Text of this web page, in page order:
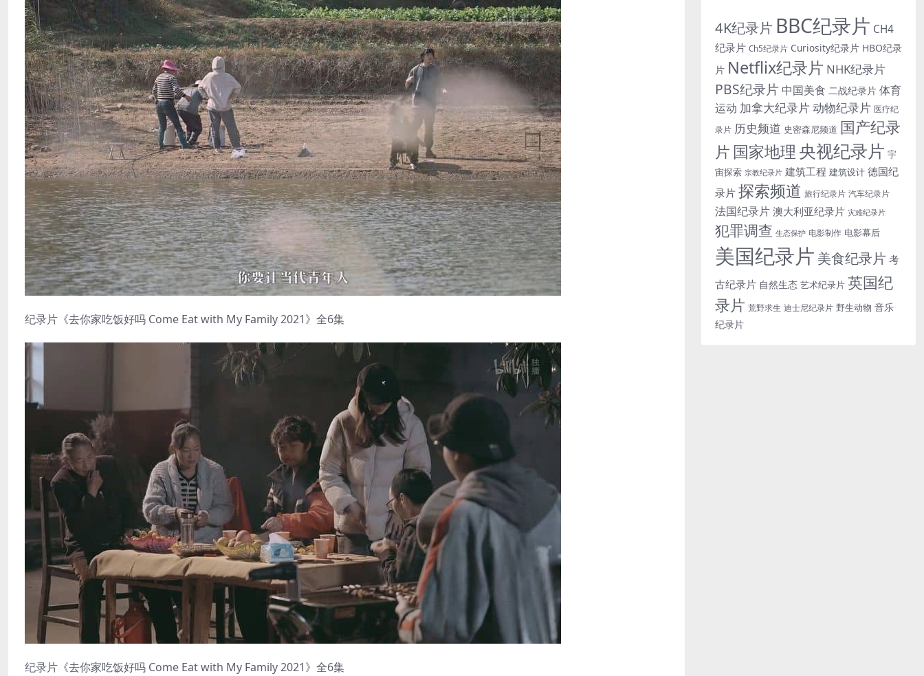
纪录片《去你家吃饭好吗 Come Eat with My Family 2021》全6集
纪录片《去你家吃饭好吗 Come Eat with My Family 2021》全6集
4K纪录片 BBC纪录片 CH4
纪录片 Ch5纪录片 Curiosity纪录片 HBO纪录
片 Netflix纪录片 NHK纪录片
PBS纪录片 中国美食 二战纪录片 体育
运动 加拿大纪录片动物纪录片 医疗纪
录片 历史频道 史密森尼频道 国产纪录
片 国家地理 央视纪录片 宇
宙探索 宗教纪录片 建筑工程 建筑设计 德国纪
录片 探索频道 旅行纪录片 汽车纪录片
法国纪录片 澳大利亚纪录片 灾难纪录片
犯罪调查 生态保护 电影制作 电影幕后
美国纪录片 美食纪录片考
古纪录片 自然生态 艺术纪录片 英国纪
录片 荒野求生 迪士尼纪录片 野生动物 音乐
纪录片